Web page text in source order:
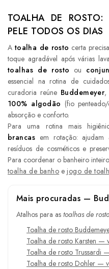
TOALHA DE
PELE TODOS OS DIAS
A toalha de rosto certa
toque agradável após várias
toalhas de rosto ou
essencial na rotina de
curadoria reúne Buddemeyer,
100% algodão (fio
absorção e conforto.
Para uma rotina mais
brancas em rotação: ajudam
resíduos de cosméticos e
Para coordenar o banheiro
toalha de banho ejogo de
Mais procuradas —
Atalhos para as toalhas de rosto
Toalha de rosto
Toalha de rosto Karsten —
Toalha de rosto Trussardi
Toalha de rosto Dohler —